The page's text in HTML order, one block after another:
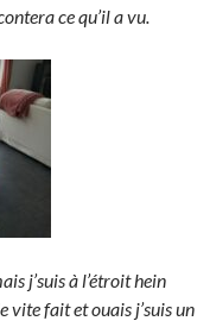
ce qu’il a vu.
j’suis à l’étroit hein
vite fait et ouais j’suis un